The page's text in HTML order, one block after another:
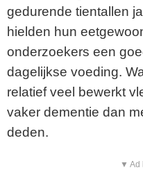
gedurende tientallen
hielden hun
onderzoekers een
dagelijkse voeding.
relatief veel bewerkt
vaker dementie dan
deden.
▼ Ad